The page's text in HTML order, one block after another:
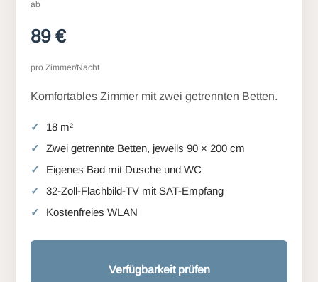
ab
89 €
pro Zimmer/Nacht
Komfortables Zimmer mit zwei getrennten Betten.
18 m²
Zwei getrennte Betten, jeweils 90 × 200 cm
Eigenes Bad mit Dusche und WC
32-Zoll-Flachbild-TV mit SAT-Empfang
Kostenfreies WLAN
Verfügbarkeit prüfen